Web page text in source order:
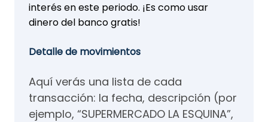
interés en este periodo. ¡Es como usar
dinero del banco gratis!
Detalle de movimientos
Aquí verás una lista de cada
transacción: la fecha, descripción (por
ejemplo, “SUPERMERCADO LA ESQUINA”,